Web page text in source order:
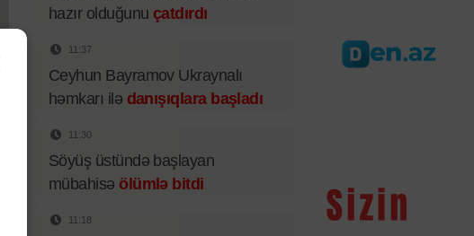
hazır olduğunu çatdırdı
11:37
Ceyhun Bayramov Ukraynalı
həmkarı ilə danışıqlara başladı
11:30
Söyüş üstündə başlayan
mübahisə ölümlə bitdi
11:18